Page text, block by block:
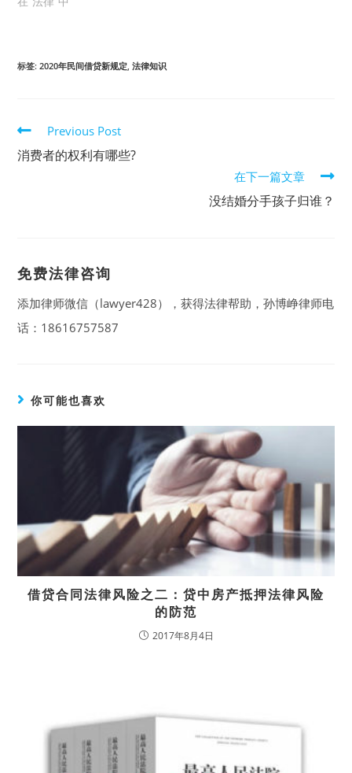
标签:2020年民间借贷新规定 法律知识
Read
articles
Previous Post
消费者的权利有哪些?
在下一篇文章
没结婚分手孩子归谁？
免费法律咨询
添加律师微信（lawyer428），获得法律帮助，孙博峥律师电
话：18616757587
你可能也喜欢
借贷合同法律风险之二：贷中房产抵押法律风险
的防范
2017年8月4日